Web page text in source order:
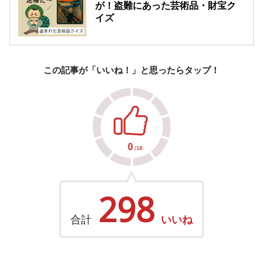
が！盗難にあった芸術品・財宝ク
イズ
この記事が「いいね！」と思ったらタップ！
合計 298 いいね